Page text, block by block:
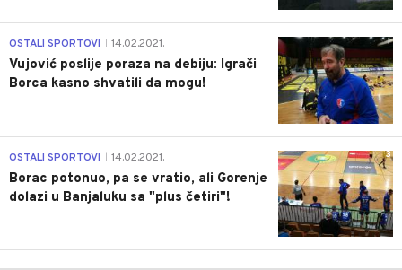
1
OSTALI SPORTOVI 14.02.2021.
Vujović poslije poraza na debiju: Igrači
Borca kasno shvatili da mogu!
3
OSTALI SPORTOVI 14.02.2021.
Borac potonuo, pa se vratio, ali Gorenje
dolazi u Banjaluku sa "plus četiri"!